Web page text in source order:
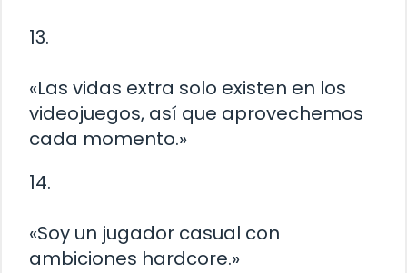
13.
«Las vidas extra solo existen en los
videojuegos, así que aprovechemos
cada momento.»
14.
«Soy un jugador casual con
ambiciones hardcore.»